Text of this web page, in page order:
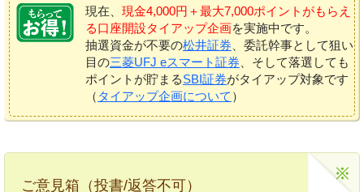
現在、 現金4,000円＋最大7,000ポイントがもらえ
る口座開設タイアップ企画を実施中です。
抽選資金が不要の松井証券 、委託幹事として狙い
目の三菱UFJ eスマート証券 、そして落選しても
ポイントが貯まるSBI証券がタイアップ対象です
（ タイアップ企画について ）
ご意見箱（投書/返答不可）